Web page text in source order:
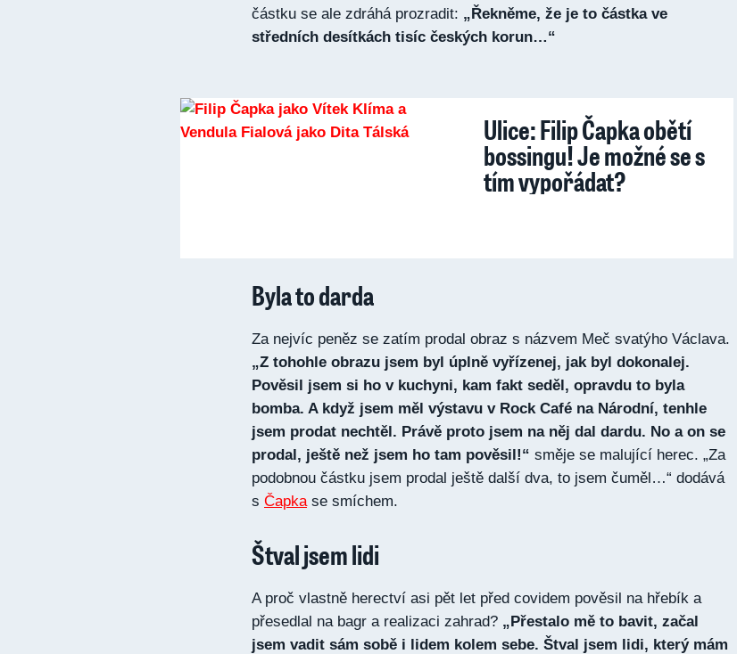
částku se ale zdráhá prozradit: „Řekněme, že je to částka ve
středních desítkách tisíc českých korun…“
Ulice: Filip Čapka obětí
bossingu! Je možné se s
tím vypořádat?
Byla to darda
Za nejvíc peněz se zatím prodal obraz s názvem Meč svatýho Václava.
„Z tohohle obrazu jsem byl úplně vyřízenej, jak byl dokonalej.
Pověsil jsem si ho v kuchyni, kam fakt seděl, opravdu to byla
bomba. A když jsem měl výstavu v Rock Café na Národní, tenhle
jsem prodat nechtěl. Právě proto jsem na něj dal dardu. No a on se
prodal, ještě než jsem ho tam pověsil!“ směje se malující herec. „Za
podobnou částku jsem prodal ještě další dva, to jsem čuměl…“ dodává
s Čapkase smíchem.
Štval jsem lidi
A proč vlastně herectví asi pět let před covidem pověsil na hřebík a
přesedlal na bagr a realizaci zahrad? „Přestalo mě to bavit, začal
jsem vadit sám sobě i lidem kolem sebe. Štval jsem lidi, který mám